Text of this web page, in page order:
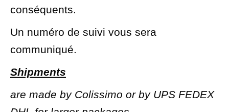
conséquents.
Un numéro de suivi vous sera
communiqué.
Shipments
are made by Colissimo or by UPS FEDEX